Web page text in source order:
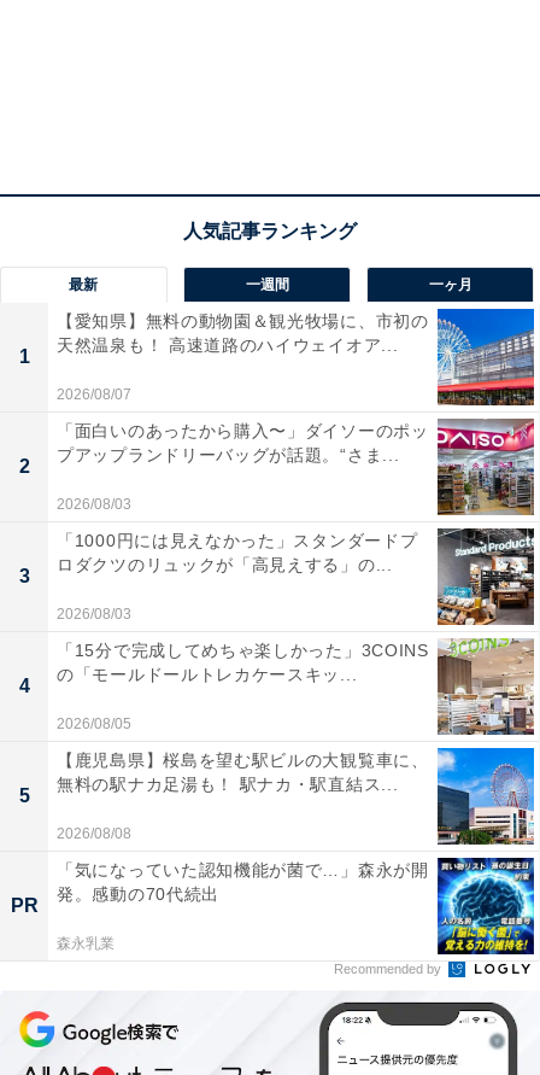
最新 一週間 一ヶ月
1
【愛知県】無料の動物園＆観光牧場に、市初の
天然温泉も！ 高速道路のハイウェイオア...
2026/08/07
2
「面白いのあったから購入〜」ダイソーのポッ
プアップランドリーバッグが話題。“さま...
2026/08/03
3
「1000円には見えなかった」スタンダードプ
ロダクツのリュックが「高見えする」の...
2026/08/03
4
「15分で完成してめちゃ楽しかった」3COINS
の「モールドールトレカケースキッ...
2026/08/05
5
【鹿児島県】桜島を望む駅ビルの大観覧車に、
無料の駅ナカ足湯も！ 駅ナカ・駅直結ス...
2026/08/08
PR
「気になっていた認知機能が菌で…」森永が開
発。感動の70代続出
森永乳業
Recommended by